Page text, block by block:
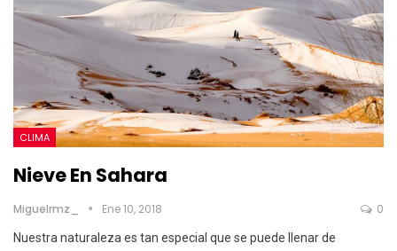
CLIMA
Nieve En Sahara
Miguelrmz_ Ene 10, 2018 0
Nuestra naturaleza es tan especial que se puede llenar de